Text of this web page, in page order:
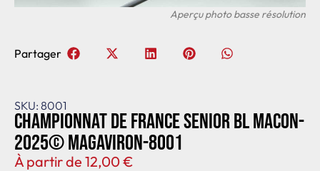
SKU: 8001
Championnat de France senior BL Macon-
2025© MagAviron-8001
À partir de 12,00€
Partager